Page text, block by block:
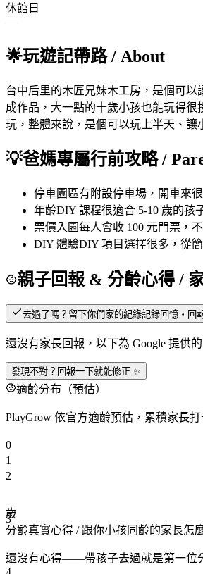
休館日
—
🌟玩遊記帶路/ About
台中后里的木匠兄妹木工房，是個可
成作品，大一點的十歲小孩也能玩得
玩，整體來說，是個可以玩上半天、讓
💡爸媽專屬行前攻略 /
停車園區有附設停車場，開車來
年齡DIY 課程很適合 5-10 歲的孩
票價 入園每人會收 100 元門票，
DIY 體驗DIY 項目選擇很多，從
親子回報 & 分齡心得 /
去過了嗎？留下你們家的紀錄記錄回憶・回
還沒有家長回報，以下為 Google 提供
發現不對？回報一下就能修正 ✨
適齡分布（預估）
PlayGrow 依官方適齡預估，累積家長
0
1
2
3
歲
分齡真實心得 / 跟你小孩同齡的家長怎
還沒有心得——帶孩子去過就是第一位